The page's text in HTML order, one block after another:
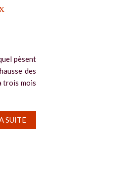
pèsent
des
trois mois
SUITE